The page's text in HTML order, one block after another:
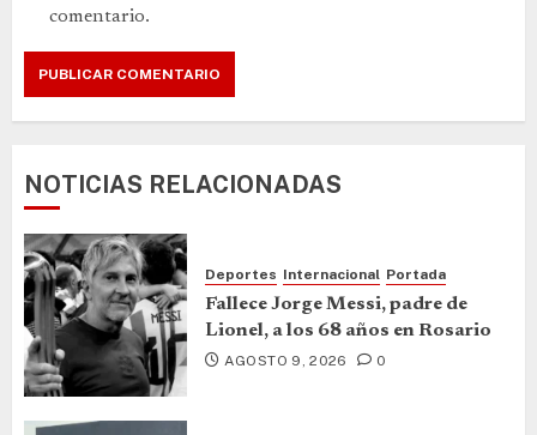
comentario.
NOTICIAS RELACIONADAS
Deportes Internacional Portada
Fallece Jorge Messi, padre de
Lionel, a los 68 años en Rosario
AGOSTO 9, 2026 0